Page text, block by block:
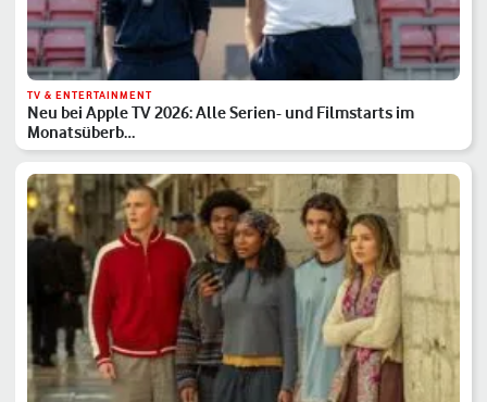
TV & ENTERTAINMENT
Neu bei Apple TV 2026: Alle Serien- und Filmstarts im
Monatsüberb…